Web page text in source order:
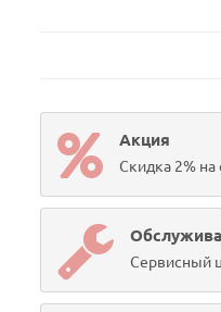
Акция
Скидка 2% на
Сервисный